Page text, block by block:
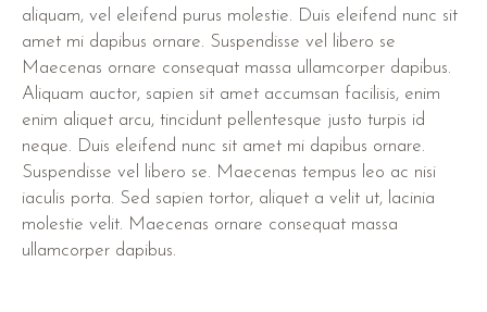
aliquam, vel eleifend purus molestie. Duis eleifend nunc sit
amet mi dapibus ornare. Suspendisse vel libero se
Maecenas ornare consequat massa ullamcorper dapibus.
Aliquam auctor, sapien sit amet accumsan facilisis, enim
enim aliquet arcu, tincidunt pellentesque justo turpis id
neque. Duis eleifend nunc sit amet mi dapibus ornare.
Suspendisse vel libero se. Maecenas tempus leo ac nisi
iaculis porta. Sed sapien tortor, aliquet a velit ut, lacinia
molestie velit. Maecenas ornare consequat massa
ullamcorper dapibus.